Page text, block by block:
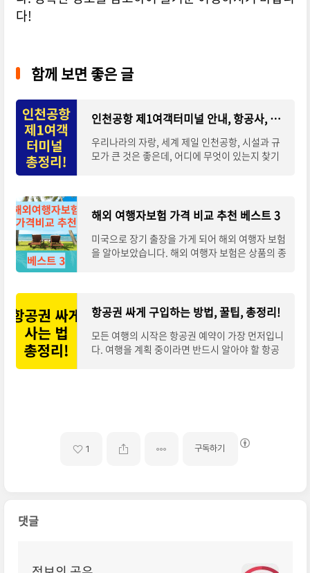
다!
함께 보면 좋은 글
인천공항 제1여객터미널 안내, 항공사, 주차장 총정리!
우리나라의 자랑, 세계 제일 인천공항, 시설과 규
모가 큰 것은 좋은데, 어디에 무엇이 있는지 찾기
해외 여행자보험 가격 비교 추천 베스트 3
미국으로 장기 출장을 가게 되어 해외 여행자 보험
을 알아보았습니다. 해외 여행자 보험은 상품의 종
항공권 싸게 구입하는 방법, 꿀팁, 총정리!
모든 여행의 시작은 항공권 예약이 가장 먼저입니
다. 여행을 계획 중이라면 반드시 알아야 할 항공
1 구독하기
댓글